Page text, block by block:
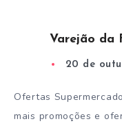
Varejão da
20 de
Ofertas
mais promoções e